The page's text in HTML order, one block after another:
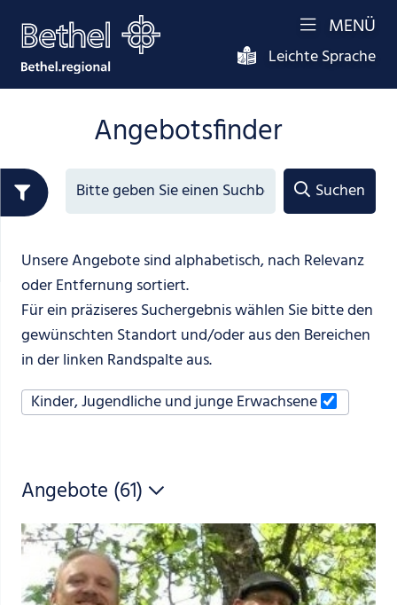
Leichte Sprache
MENÜ
Angebotsfinder
Suchbegriff Suchen
Unsere Angebote sind alphabetisch, nach Relevanz
oder Entfernung sortiert.
Für ein präziseres Suchergebnis wählen Sie bitte den
gewünschten Standort und/oder aus den Bereichen
in der linken Randspalte aus.
Für wen suchen Sie?
Kinder, Jugendliche und junge Erwachsene
Angebote (61)